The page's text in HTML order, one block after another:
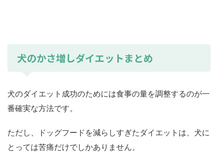
犬のかさ増しダイエットまとめ
犬のダイエット成功のためには食事の量を調整するのが一
番確実な方法です。
ただし、ドッグフードを減らしすぎたダイエットは、犬に
とっては苦痛だけでしかありません。